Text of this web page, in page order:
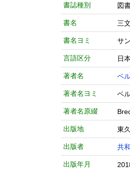
書誌種別 図
書名 三
書名ヨミ サ
言語区分 日
著者名 ベ
著者名ヨミ ベ
著者名原綴
出版地 東
出版者 共
出版年月